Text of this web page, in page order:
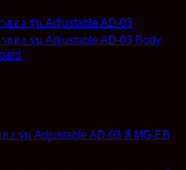
ง รุ่น Adjustable AD-03 สี MG-EB